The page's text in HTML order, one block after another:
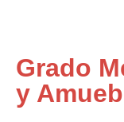
Grado
y